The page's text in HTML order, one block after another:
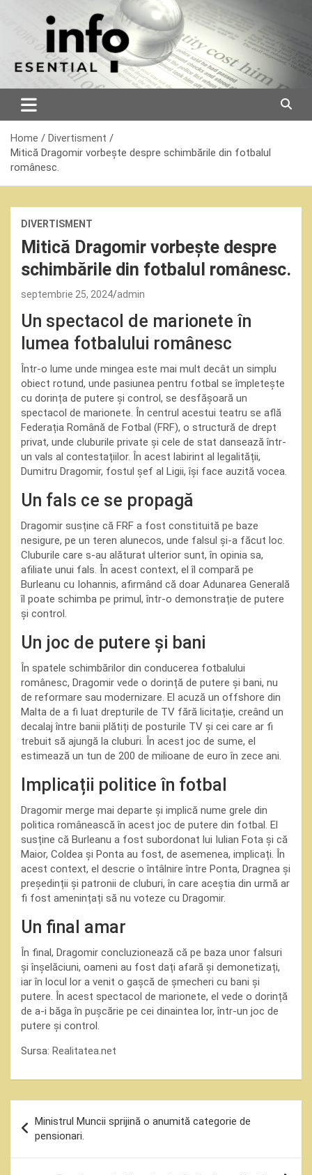
Home
Divertisment
Mitică Dragomir vorbește despre schimbările din fotbalul
românesc.
DIVERTISMENT
Mitică Dragomir vorbește despre
schimbările din fotbalul românesc.
septembrie 25, 2024 admin
Un spectacol de marionete în
lumea fotbalului românesc
Într-o lume unde mingea este mai mult decât un simplu
obiect rotund, unde pasiunea pentru fotbal se împletește
cu dorința de putere și control, se desfășoară un
spectacol de marionete. În centrul acestui teatru se află
Federația Română de Fotbal (FRF), o structură de drept
privat, unde cluburile private și cele de stat dansează într-
un vals al contestațiilor. În acest labirint al legalității,
Dumitru Dragomir, fostul șef al Ligii, își face auzită vocea.
Un fals ce se propagă
Dragomir susține că FRF a fost constituită pe baze
nesigure, pe un teren alunecos, unde falsul și-a făcut loc.
Cluburile care s-au alăturat ulterior sunt, în opinia sa,
afiliate unui fals. În acest context, el îl compară pe
Burleanu cu Iohannis, afirmând că doar Adunarea Generală
îl poate schimba pe primul, într-o demonstrație de putere
și control.
Un joc de putere și bani
În spatele schimbărilor din conducerea fotbalului
românesc, Dragomir vede o dorință de putere și bani, nu
de reformare sau modernizare. El acuză un offshore din
Malta de a fi luat drepturile de TV fără licitație, creând un
decalaj între banii plătiți de posturile TV și cei care ar fi
trebuit să ajungă la cluburi. În acest joc de sume, el
estimează un tun de 200 de milioane de euro în zece ani.
Implicații politice în fotbal
Dragomir merge mai departe și implică nume grele din
politica românească în acest joc de putere din fotbal. El
susține că Burleanu a fost subordonat lui Iulian Fota și că
Maior, Coldea și Ponta au fost, de asemenea, implicați. În
acest context, el descrie o întâlnire între Ponta, Dragnea și
președinții și patronii de cluburi, în care aceștia din urmă ar
fi fost amenințați să nu voteze cu Dragomir.
Un final amar
În final, Dragomir concluzionează că pe baza unor falsuri
și înșelăciuni, oameni au fost dați afară și demonetizați,
iar în locul lor a venit o gașcă de șmecheri cu bani și
putere. În acest spectacol de marionete, el vede o dorință
de a-i băga în pușcărie pe cei dinaintea lor, într-un joc de
putere și control.
Sursa: Realitatea.net
în
articole
Ministrul Muncii sprijină o anumită categorie de
pensionari.